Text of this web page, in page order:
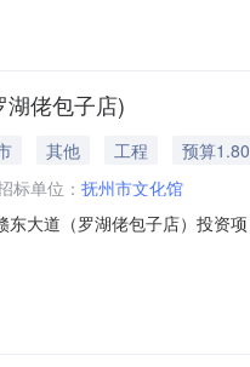
湖佬包子店)
其他 工程
预算
标单位： 抚州市文化馆
东大道（罗湖佬包子店）投资
湖佬包子店）转让方名称抚